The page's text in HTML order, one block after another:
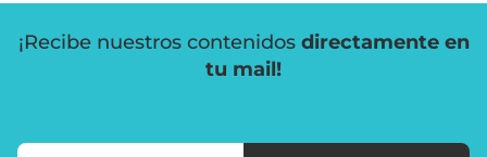
¡Recibe nuestros contenidos directamente en
tu mail!